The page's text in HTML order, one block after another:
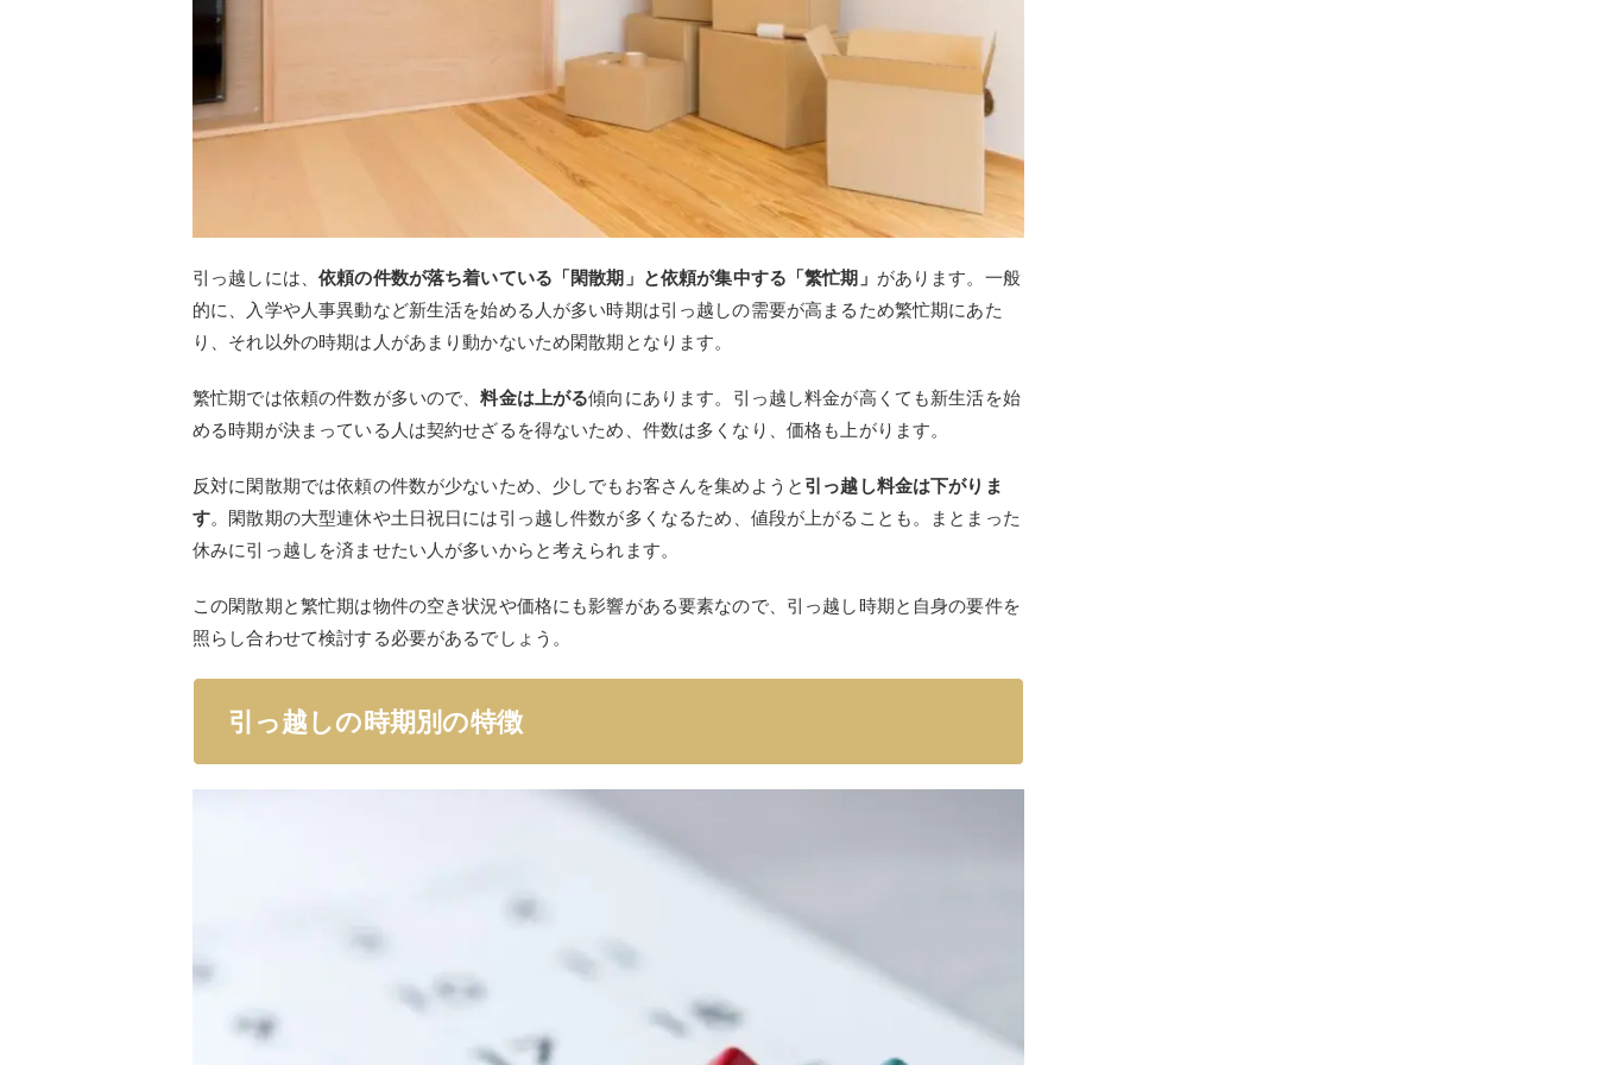
引っ越しには、依頼の件数が落ち着いている「閑散期」と依頼が集中する「繁忙期」 があります。一般
的に、入学や人事異動など新生活を始める人が多い時期は引っ越しの需要が高まるため繁忙期にあた
り、それ以外の時期は人があまり動かないため閑散期となります。
繁忙期では依頼の件数が多いので、料金は上がる傾向にあります。引っ越し料金が高くても新生活を始
める時期が決まっている人は契約せざるを得ないため、件数は多くなり、価格も上がります。
反対に閑散期では依頼の件数が少ないため、少しでもお客さんを集めようと 引っ越し料金は下がりま
す。閑散期の大型連休や土日祝日には引っ越し件数が多くなるため、値段が上がることも。まとまった
休みに引っ越しを済ませたい人が多いからと考えられます。
この閑散期と繁忙期は物件の空き状況や価格にも影響がある要素なので、引っ越し時期と自身の要件を
照らし合わせて検討する必要があるでしょう。
引っ越しの時期別の特徴